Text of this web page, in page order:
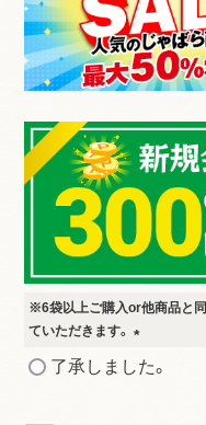
※6袋以上ご購入or他商品と
ていただきます。
了承しました。